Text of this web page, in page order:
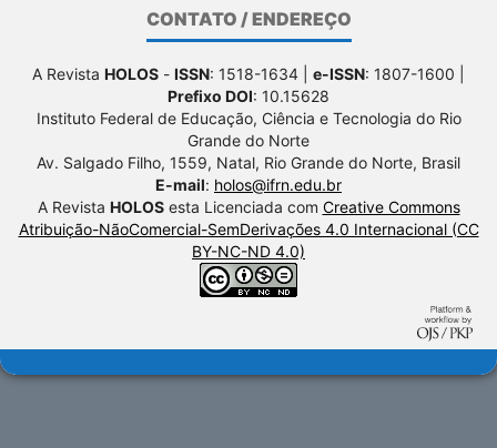
CONTATO / ENDEREÇO
A Revista HOLOS - ISSN: 1518-1634 | e-ISSN: 1807-1600 |
Prefixo DOI: 10.15628
Instituto Federal de Educação, Ciência e Tecnologia do Rio
Grande do Norte
Av. Salgado Filho, 1559, Natal, Rio Grande do Norte, Brasil
E-mail: holos@ifrn.edu.br
A Revista HOLOSesta Licenciada com Creative Commons
Atribuição-NãoComercial-SemDerivações 4.0 Internacional (CC
BY-NC-ND 4.0)